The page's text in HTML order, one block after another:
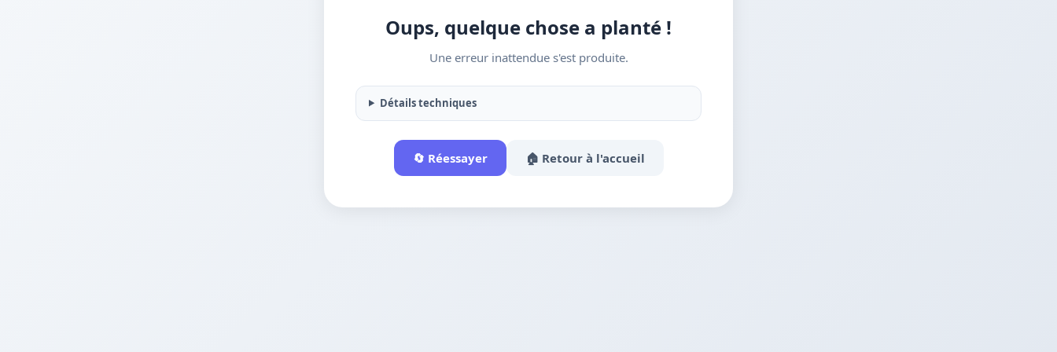
Oups, quelque chose a planté !
Une erreur inattendue s'est produite.
Détails techniques
🔄 Réessayer 🏠 Retour à l'accueil